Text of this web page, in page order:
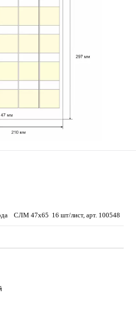
СЛМ 47х65 16 шт/лист, арт. 100548